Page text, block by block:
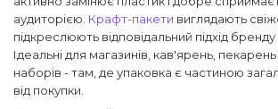
аудиторією. Крафт-пакети виглядають
підкреслюють відповідальний підхід
Ідеальні для магазинів, кав'ярень,
наборів - там, де упаковка є частиною
від покупки.